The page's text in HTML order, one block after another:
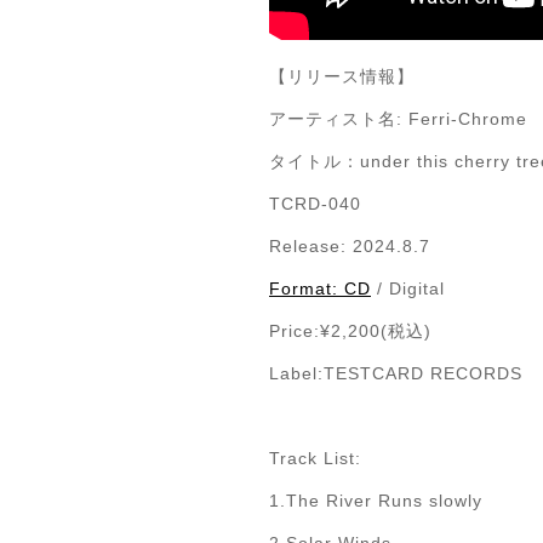
【リリース情報】
アーティスト名: Ferri-Chrome
タイトル： under this cherry
TCRD-040
Release: 2024.8.7
Format: CD / Digital
Price:¥2,200(税込)
Label:TESTCARD RECORDS
Track List:
1.The River Runs slowly